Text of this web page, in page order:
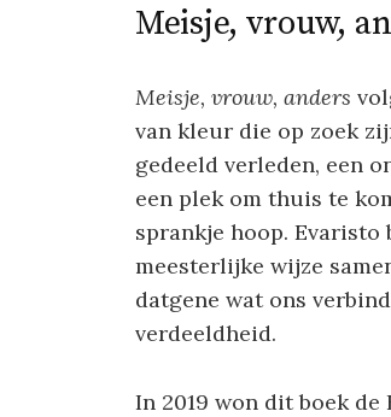
Meisje, vrouw,
Meisje, vrouw, anders
van kleur die op zoek
gedeeld verleden, een
een plek om thuis te
sprankje hoop. Evaristo
meesterlijke wijze
datgene wat ons
verdeeldheid.
In 2019 won dit boek de